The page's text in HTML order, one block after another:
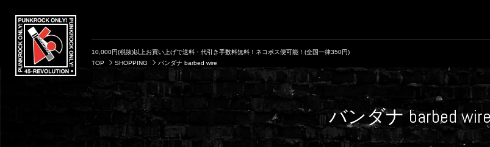
10,000円(税抜)以上お買い上げで送料・代引き手数料無料！ネコポス便可能！(全国一律350円)
TOP
SHOPPING バンダナ barbed wire
バンダナ barbed